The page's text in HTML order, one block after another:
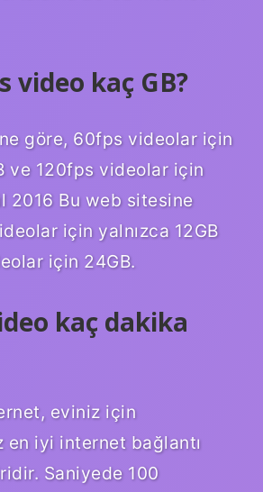
video kaç GB?
göre, 60fps videolar için
ve 120fps videolar için
2016 Bu web sitesine
için yalnızca 12GB
için 24GB.
kaç dakika
eviniz için
en iyi internet bağlantı
Saniyede 100